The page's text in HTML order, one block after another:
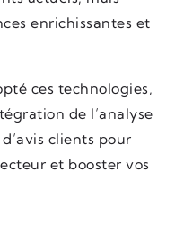
enrichissantes et
ces technologies,
de l’analyse
clients pour
et booster vos